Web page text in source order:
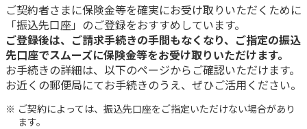
ご契約のしおり・約款（Web約款）
保険用語集
お問い合わせ
すこやか健康ラボ
ラジオ体操・みんなの体操
ラジオ体操ポータルサイト
お客さまの声／お客さまサービス向上の取組み
ご契約者さまに保険金等を確実にお受け取りいただくために
「振込先口座」のご登録をおすすめしています。
ご登録後は、ご請求手続きの手間もなくなり、ご指定の振込
先口座でスムーズに保険金等をお受け取りいただけます。
お手続きの詳細は、以下のページからご確認いただけます。
お近くの郵便局にてお手続きのうえ、ぜひご活用ください。
ご契約によっては、振込先口座をご指定いただけない場合があり
ます。